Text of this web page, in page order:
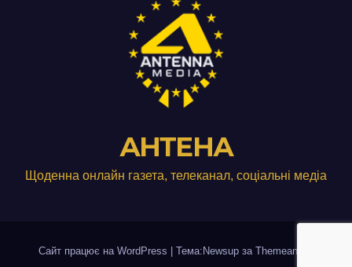
АНТЕНА
Щоденна онлайн газета, телеканал, соціальні медіа
Сайт працює на WordPress Тема:Newsup за Themeansar